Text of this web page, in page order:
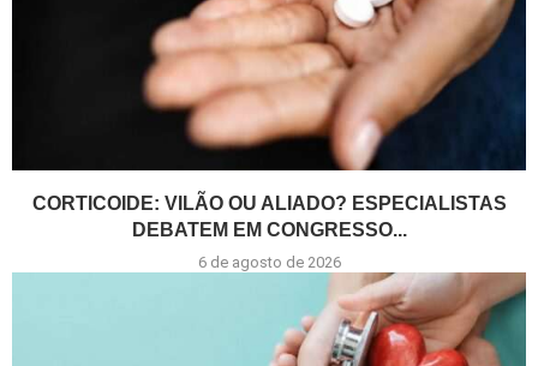
CORTICOIDE: VILÃO OU ALIADO? ESPECIALISTAS
DEBATEM EM CONGRESSO...
6 de agosto de 2026